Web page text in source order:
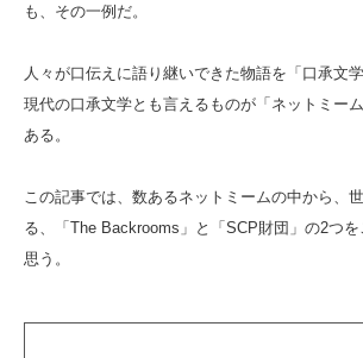
も、その一例だ。
人々が口伝えに語り継いできた物語を「口承文
現代の口承文学とも言えるものが「ネットミー
ある。
この記事では、数あるネットミームの中から、
る、「The Backrooms」と「SCP財団」の2つを
思う。